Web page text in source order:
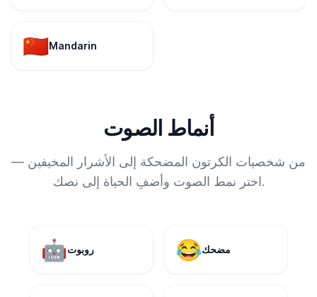
🇨🇳Mandarin
أنماط الصوت
من شخصيات الكرتون المضحكة إلى الأشرار المخيفين —
اختر نمط الصوت وأضفِ الحياة إلى نصك.
🤖روبوت 😂مضحك